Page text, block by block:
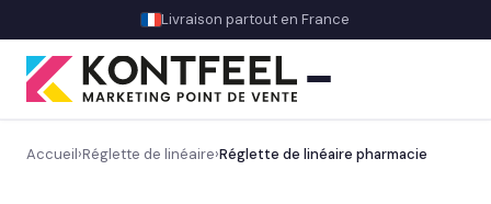
Livraison partout en France
Accueil›Réglette de linéaire›Réglette de linéaire pharmacie